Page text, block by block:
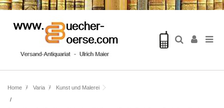
Home Varia Kunst und Malerei